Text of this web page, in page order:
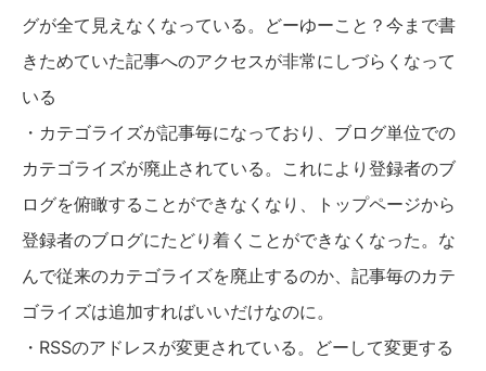
グが全て見えなくなっている。どーゆーこと？今まで書
きためていた記事へのアクセスが非常にしづらくなって
いる
・カテゴライズが記事毎になっており、ブログ単位での
カテゴライズが廃止されている。これにより登録者のブ
ログを俯瞰することができなくなり、トップページから
登録者のブログにたどり着くことができなくなった。な
んで従来のカテゴライズを廃止するのか、記事毎のカテ
ゴライズは追加すればいいだけなのに。
・RSSのアドレスが変更されている。どーして変更する